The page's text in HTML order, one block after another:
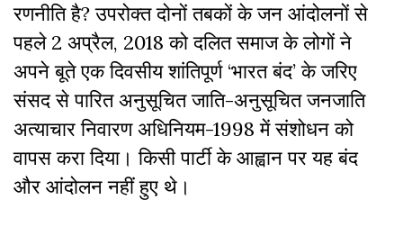
रणनीति है?उपरोक्त दोनों तबकों के जन आंदोलनों से
पहले2 अप्रैल, 2018को दलित समाज के लोगों ने
अपने बूते एक दिवसीय शांतिपूर्ण‘भारत बंद’के जरिए
संसद से पारितअनुसूचित जाति-अनुसूचित जनजाति
अत्याचार निवारण अधिनियम-1998में संशोधन को
वापस करा दिया। किसी पार्टी के आह्वान पर यह बंद
और आंदोलन नहीं हुए थे।